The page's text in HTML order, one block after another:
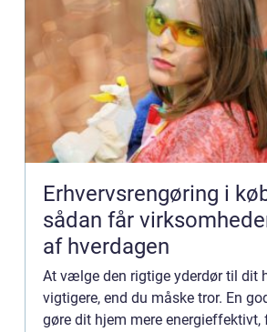
Erhvervsrengøring i
sådan får
af hverdagen
At vælge den rigtige yderdør til dit
vigtigere, end du måske tror. En
gøre dit hjem mere energieffektivt,